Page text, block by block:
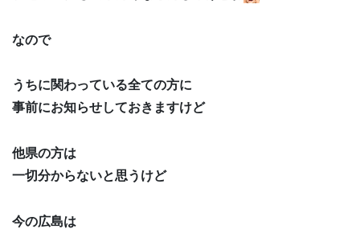
なので
うちに関わっている全ての方に
事前にお知らせしておきますけど
他県の方は
一切分からないと思うけど
今の広島は